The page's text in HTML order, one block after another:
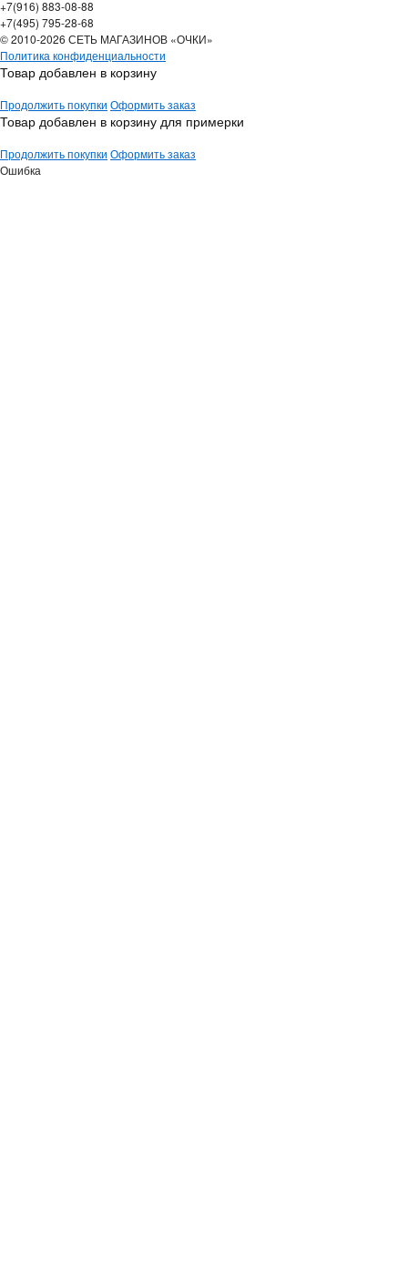
+7(916) 883-08-88
+7(495) 795-28-68
© 2010-2026 СЕТЬ МАГАЗИНОВ «ОЧКИ»
Политика конфиденциальности
Товар добавлен в корзину
Продолжить покупки Оформить заказ
Товар добавлен в корзину для примерки
Продолжить покупки Оформить заказ
Ошибка